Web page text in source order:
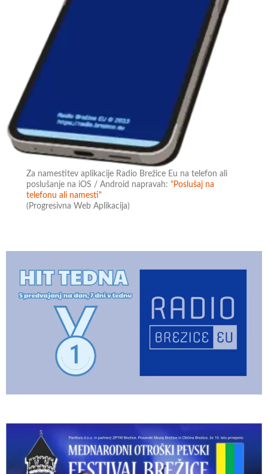
Za namestitev aplikacije Radio Brežice Eu na telefon ali
poslušanje na iOS / Android napravah:"Poslušaj na
telefonu ali namesti"
(Progresivna Web Aplikacija)